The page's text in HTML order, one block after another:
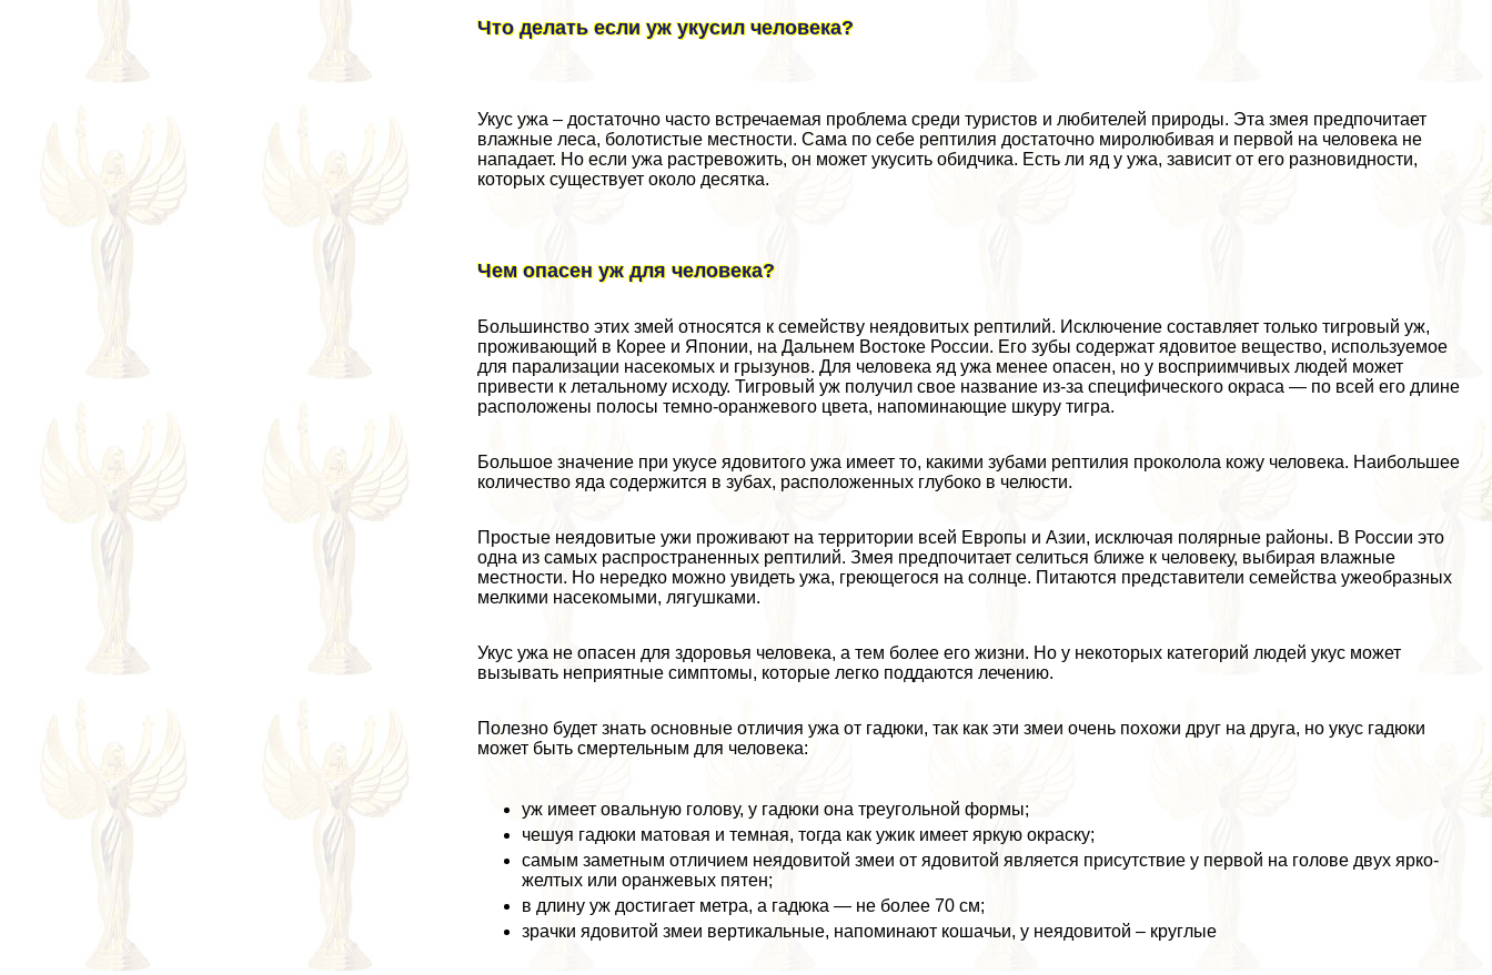
Что делать если уж укусил человека?
Укус ужа – достаточно часто встречаемая проблема среди туристов и любителей природы. Эта змея предпочитает
влажные леса, болотистые местности. Сама по себе рептилия достаточно миролюбивая и первой на человека не
нападает. Но если ужа растревожить, он может укусить обидчика. Есть ли яд у ужа, зависит от его разновидности,
которых существует около десятка.
Чем опасен уж для человека?
Большинство этих змей относятся к семейству неядовитых рептилий. Исключение составляет только тигровый уж,
проживающий в Корее и Японии, на Дальнем Востоке России. Его зубы содержат ядовитое вещество, используемое
для парализации насекомых и грызунов. Для человека яд ужа менее опасен, но у восприимчивых людей может
привести к летальному исходу. Тигровый уж получил свое название из-за специфического окраса — по всей его длине
расположены полосы темно-оранжевого цвета, напоминающие шкуру тигра.
Большое значение при укусе ядовитого ужа имеет то, какими зубами рептилия проколола кожу человека. Наибольшее
количество яда содержится в зубах, расположенных глубоко в челюсти.
Простые неядовитые ужи проживают на территории всей Европы и Азии, исключая полярные районы. В России это
одна из самых распространенных рептилий. Змея предпочитает селиться ближе к человеку, выбирая влажные
местности. Но нередко можно увидеть ужа, греющегося на солнце. Питаются представители семейства ужеобразных
мелкими насекомыми, лягушками.
Укус ужа не опасен для здоровья человека, а тем более его жизни. Но у некоторых категорий людей укус может
вызывать неприятные симптомы, которые легко поддаются лечению.
Полезно будет знать основные отличия ужа от гадюки, так как эти змеи очень похожи друг на друга, но укус гадюки
может быть cмepтельным для человека:
уж имеет овальную голову, у гадюки она треугольной формы;
чешуя гадюки матовая и темная, тогда как ужик имеет яркую окраску;
самым заметным отличием неядовитой змеи от ядовитой является присутствие у первой на голове двух ярко-
желтых или оранжевых пятен;
в длину уж достигает метра, а гадюка — не более 70 см;
зрачки ядовитой змеи вертикальные, напоминают кошачьи, у неядовитой – круглые